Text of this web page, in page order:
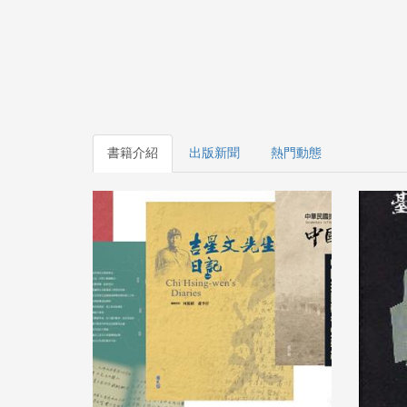
書籍介紹 出版新聞 熱門動態